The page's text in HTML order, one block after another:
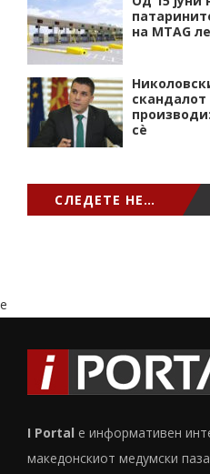
на MTAG
сѐ
СЛЕДЕТЕ НЕ…
e
I Portal е информативен
македонскиот медумски